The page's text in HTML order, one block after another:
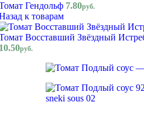
Гендольф 7.80руб.
к товарам
Восставший Звёздный
руб.